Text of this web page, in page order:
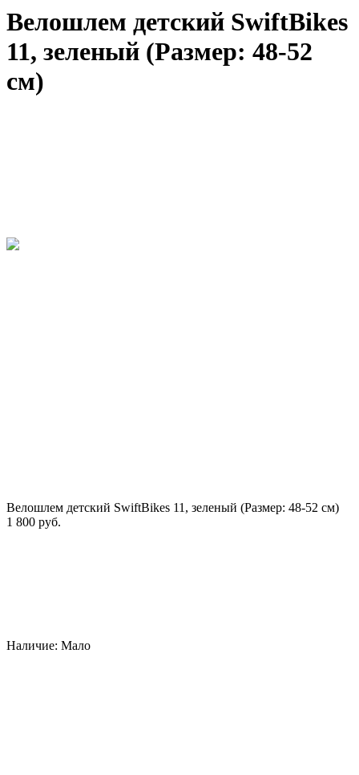
Велошлем детский SwiftBikes
11, зеленый (Размер: 48-52
см)
Велошлем детский SwiftBikes 11, зеленый (Размер: 48-52 см)
1 800 руб.
Наличие: Мало